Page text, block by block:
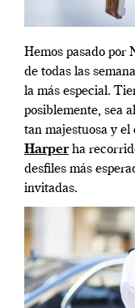
Hemos pasado
de todas las
la más especial.
posiblemente, sea
tan majestuosa y
Harperha
desfiles más
invitadas.